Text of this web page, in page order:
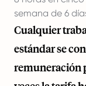
semana de 6
Cualquier
estándar se
remuneración